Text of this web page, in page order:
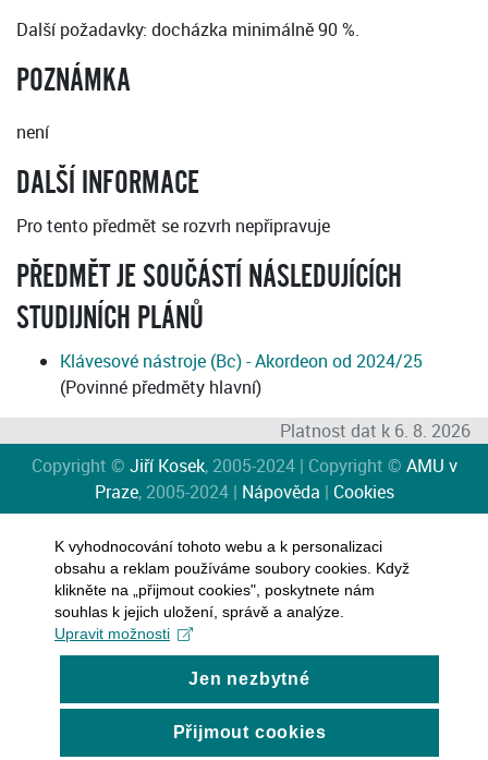
Další požadavky: docházka minimálně 90 %.
POZNÁMKA
není
DALŠÍ INFORMACE
Pro tento předmět se rozvrh nepřipravuje
PŘEDMĚT JE SOUČÁSTÍ NÁSLEDUJÍCÍCH
STUDIJNÍCH PLÁNŮ
Klávesové nástroje (Bc) - Akordeon od 2024/25
(Povinné předměty hlavní)
Platnost dat k 6. 8. 2026
Copyright © Jiří Kosek, 2005-2024 | Copyright © AMU v
Praze, 2005-2024 | Nápověda | Cookies
K vyhodnocování tohoto webu a k personalizaci
obsahu a reklam používáme soubory cookies. Když
klikněte na „přijmout cookies", poskytnete nám
souhlas k jejich uložení, správě a analýze.
Upravit možnosti
Jen nezbytné
Přijmout cookies